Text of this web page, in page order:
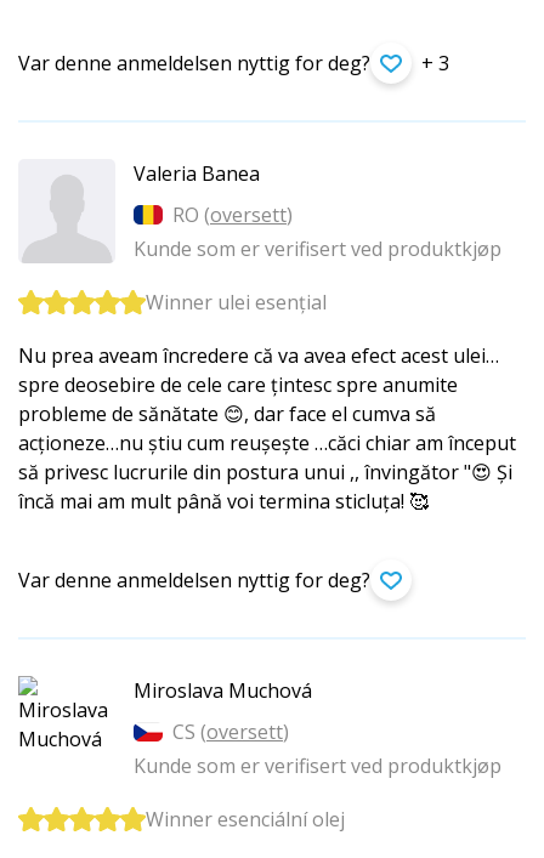
Var denne anmeldelsen nyttig for deg? + 3
Valeria Banea
RO (oversett)
Kunde som er verifisert ved produktkjøp
Winner ulei esențial
Nu prea aveam încredere că va avea efect acest ulei…
spre deosebire de cele care țintesc spre anumite
probleme de sănătate 😊, dar face el cumva să
acționeze…nu știu cum reușește …căci chiar am început
să privesc lucrurile din postura unui ,, învingător "😍 Și
încă mai am mult până voi termina sticluța! 🥰
Var denne anmeldelsen nyttig for deg?
Miroslava Muchová
CS (oversett)
Kunde som er verifisert ved produktkjøp
Winner esenciální olej